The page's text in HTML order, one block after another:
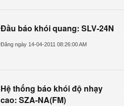
Đầu báo khói quang: SLV-24N
Đăng ngày 14-04-2011 08:26:00 AM
Hệ thống báo khói độ nhạy
cao: SZA-NA(FM)